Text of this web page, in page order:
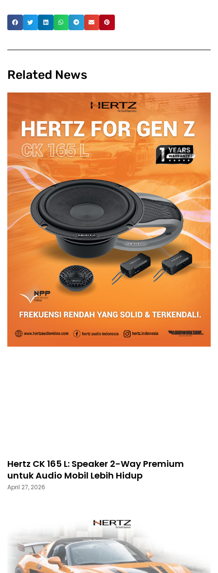
Related News
Hertz CK 165 L: Speaker 2-Way Premium
untuk Audio Mobil Lebih Hidup
April 27, 2026